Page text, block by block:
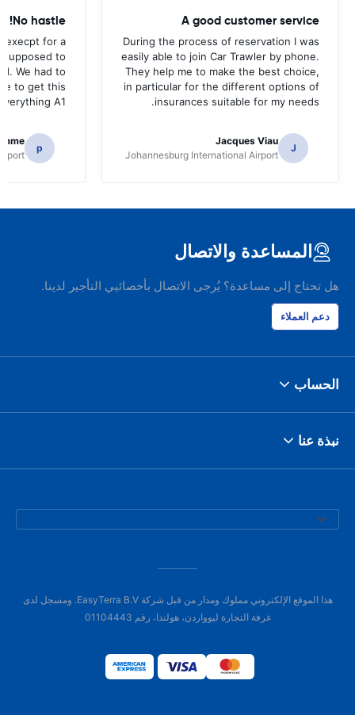
A good customer service
During the process of reservation I was
easily able to join Car Trawler by phone.
They help me to make the best choice,
in particular for the different options of
insurances suitable for my needs.
J
Jacques Viau
Johannesburg International Airport
No hastle!
execpt for a
to
We had to
to get this
A1
p
المساعدة والاتصال
هل تحتاج إلى مساعدة؟ يُرجى الاتصال بأخصائيي التأجير لدينا.
دعم العملاء
الحساب
نبذة عنا
هذا الموقع الإلكتروني مملوك ومدار من قبل شركة EasyTerra B.V. ومسجل لدى
غرفة التجارة ليوواردن، هولندا، رقم 01104443